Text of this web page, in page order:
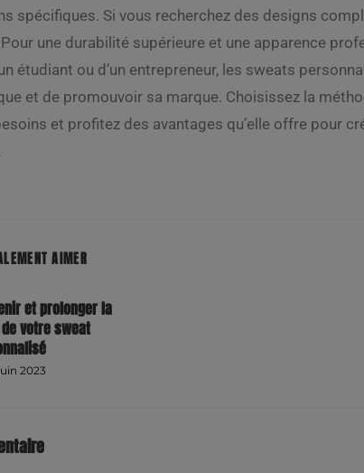
spécifiques. Si vous recherchez des designs
une durabilité supérieure et une apparence
étudiant ou d’un entrepreneur, les sweats
et de promouvoir sa marque. Choisissez la
et profitez des avantages qu’elle offre pour
AIMER
et prolonger la
votre sweat
2023